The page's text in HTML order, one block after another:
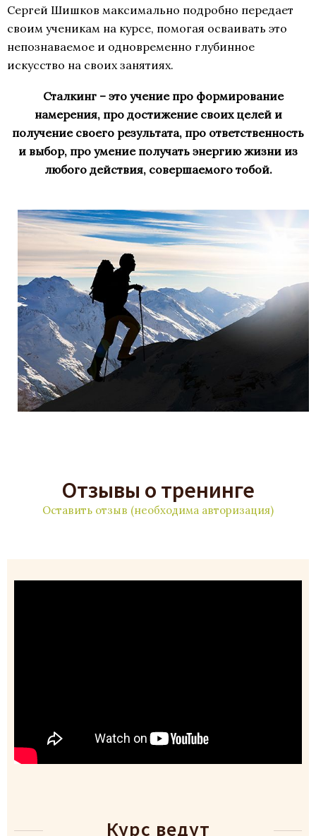
Сергей Шишков максимально подробно передает
своим ученикам на курсе, помогая осваивать это
непознаваемое и одновременно глубинное
искусство на своих занятиях.
Сталкинг – это учение про формирование
намерения, про достижение своих целей и
получение своего результата, про ответственность
и выбор, про умение получать энергию жизни из
любого действия, совершаемого тобой.
Отзывы о тренинге
Оставить отзыв (необходима авторизация)
Курс ведут